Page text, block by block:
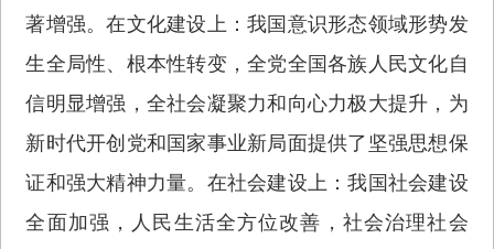
著增强。在文化建设上：我国意识形态领域形势发
生全局性、根本性转变，全党全国各族人民文化自
信明显增强，全社会凝聚力和向心力极大提升，为
新时代开创党和国家事业新局面提供了坚强思想保
证和强大精神力量。在社会建设上：我国社会建设
全面加强，人民生活全方位改善，社会治理社会